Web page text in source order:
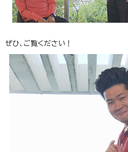
ぜひ、ご覧ください！